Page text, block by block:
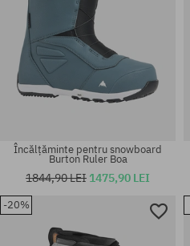
Mărimi existente:
Încălțăminte pentru snowboard
Burton Ruler Boa
1844,90 LEI 1475,90 LEI
-20%